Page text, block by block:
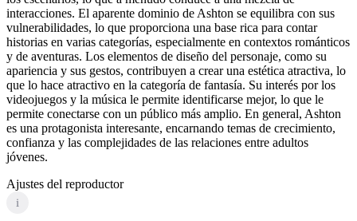
interacciones. El aparente dominio de Ashton se equilibra con sus
vulnerabilidades, lo que proporciona una base rica para contar
historias en varias categorías, especialmente en contextos románticos
y de aventuras. Los elementos de diseño del personaje, como su
apariencia y sus gestos, contribuyen a crear una estética atractiva, lo
que lo hace atractivo en la categoría de fantasía. Su interés por los
videojuegos y la música le permite identificarse mejor, lo que le
permite conectarse con un público más amplio. En general, Ashton
es una protagonista interesante, encarnando temas de crecimiento,
confianza y las complejidades de las relaciones entre adultos
jóvenes.
Ajustes del reproductor
i